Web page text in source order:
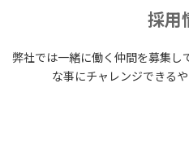
採用
弊社では一緒に働く仲間を募集し
な事にチャレンジできる